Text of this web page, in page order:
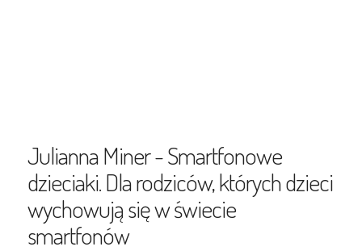
Julianna Miner - Smartfonowe
dzieciaki. Dla rodziców, których dzieci
wychowują się w świecie
smartfonów